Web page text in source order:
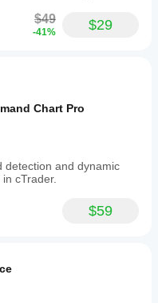
$49
-41% $29
Chart Pro
detection and dynamic
cTrader.
$59